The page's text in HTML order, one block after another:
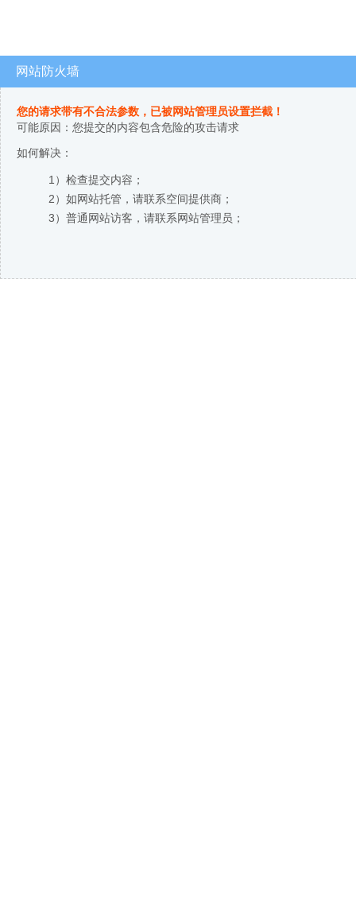
网站防火墙
您的请求带有不合法参数，已被网站管理员设置拦截！
可能原因：您提交的内容包含危险的攻击请求
如何解决：
1）检查提交内容；
2）如网站托管，请联系空间提供商；
3）普通网站访客，请联系网站管理员；